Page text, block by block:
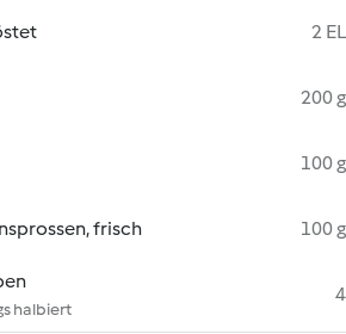
2 EL
200 g
100 g
frisch 100 g
halbiert
4